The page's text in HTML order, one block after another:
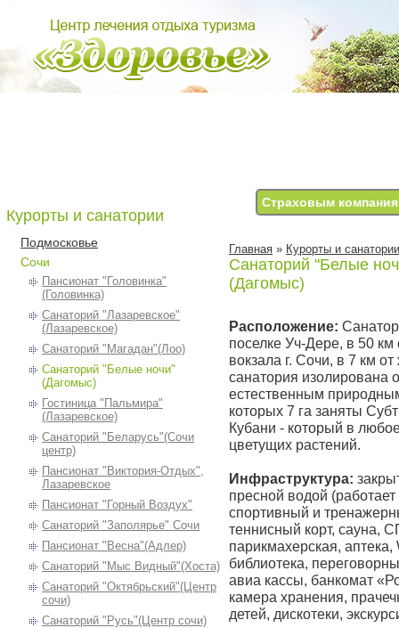
Курорты и санатории
Подмосковье
Сочи
Пансионат "Головинка"
(Головинка)
Санаторий "Лазаревское"
(Лазаревское)
Санаторий "Магадан"(Лоо)
Санаторий "Белые ночи"
(Дагомыс)
Гостиница "Пальмира"
(Лазаревское)
Санаторий "Беларусь"(Сочи
центр)
Пансионат "Виктория-Отдых",
Лазаревское
Пансионат "Горный Воздух"
Санаторий "Заполярье" Сочи
Пансионат "Весна"(Адлер)
Санаторий "Мыс Видный"(Хоста)
Санаторий "Октябрьский"(Центр
сочи)
Cанаторий "Русь"(Центр сочи)
Страховым
Главная » Курорты и санатории
Санаторий "Белые
(Дагомыс)
Расположение:
поселке Уч-Дере, в 50 км
вокзала г. Сочи, в 7 км
санатория изолирована
естественным
которых 7 га заняты
Кубани - который в
цветущих растений.
Инфраструктура:
пресной водой
спортивный и
теннисный корт, сауна,
парикмахерская,
библиотека,
авиа кассы, банкомат
камера хранения,
детей, дискотеки,